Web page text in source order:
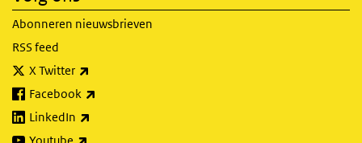
Abonneren nieuwsbrieven
RSS feed
X Twitter
Facebook
LinkedIn